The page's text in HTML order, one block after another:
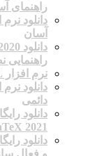
راهنمای
آسان
نرم افزار LISREL نسخه اصلی همراه کرک
دائمی
دانلود
2021 LaTeX با تمامی بسته های نصب شده
و فعال